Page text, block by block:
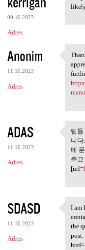
09.10.2023
Adres
Anonim
11.10.2023
Adres
ADAS
11.10.2023
Adres
팁
모
팁
니
데
주고
[url=
SDASD
11.10.2023
Adres
I am
I am
the
post.